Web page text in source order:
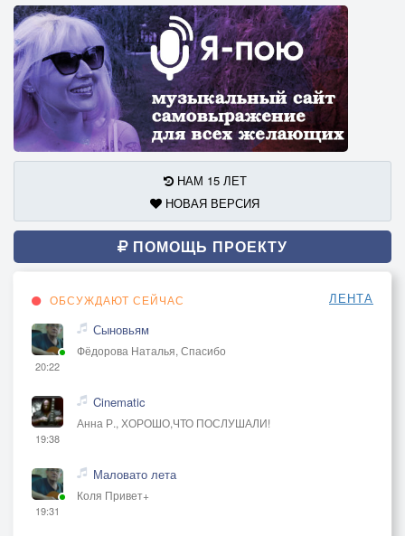
НАМ 15 ЛЕТ
НОВАЯ ВЕРСИЯ
ПОМОЩЬ ПРОЕКТУ
ОБСУЖДАЮТ СЕЙЧАС ЛЕНТА
20:22
Сыновьям
Фёдорова Наталья, Спасибо
19:38
Cinematic
Анна Р., ХОРОШО,ЧТО ПОСЛУШАЛИ!
19:31
Маловато лета
Коля Привет+